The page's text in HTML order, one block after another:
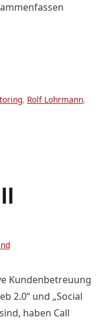
, Rolf Lohrmann,
Kundenbetreuung
2.0“ und „Social
haben Call